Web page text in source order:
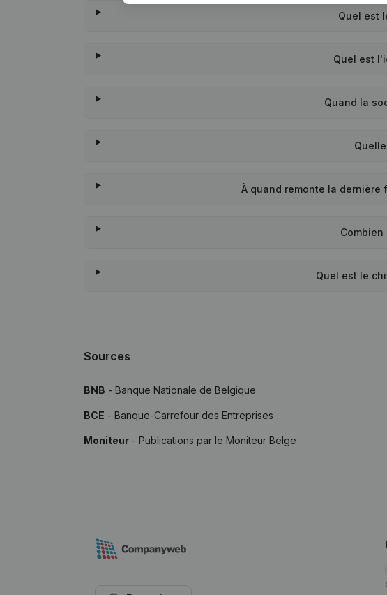
Quel est
Quel est
Quand la
À quand remonte la
Quel est le
Sources
BNB - Banque Nationale de Belgique
BCE - Banque-Carrefour des Entreprises
Moniteur - Publications par le Moniteur Belge